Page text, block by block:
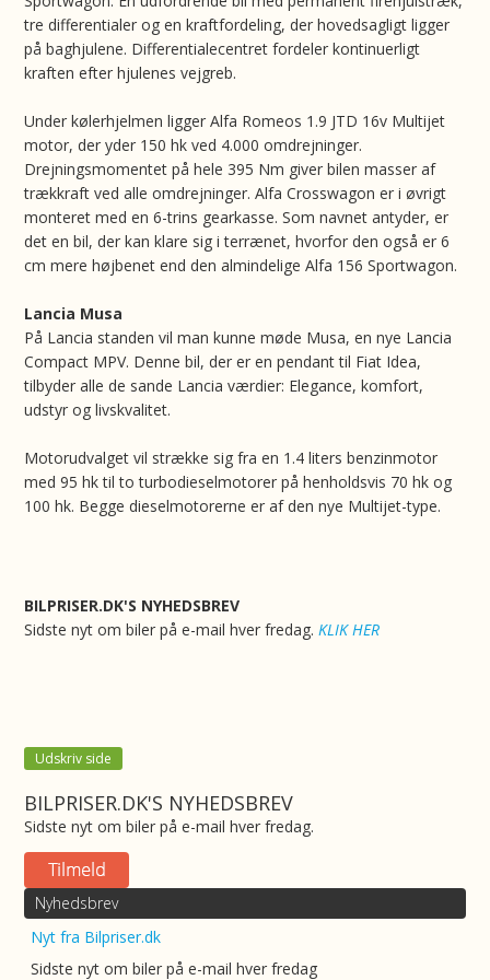
tre differentialer og en kraftfordeling, der hovedsagligt ligger
på baghjulene. Differentialecentret fordeler kontinuerligt
kraften efter hjulenes vejgreb.
Under kølerhjelmen ligger Alfa Romeos 1.9 JTD 16v Multijet
motor, der yder 150 hk ved 4.000 omdrejninger.
Drejningsmomentet på hele 395 Nm giver bilen masser af
trækkraft ved alle omdrejninger. Alfa Crosswagon er i øvrigt
monteret med en 6-trins gearkasse. Som navnet antyder, er
det en bil, der kan klare sig i terrænet, hvorfor den også er 6
cm mere højbenet end den almindelige Alfa 156 Sportwagon.
Lancia Musa
På Lancia standen vil man kunne møde Musa, en nye Lancia
Compact MPV. Denne bil, der er en pendant til Fiat Idea,
tilbyder alle de sande Lancia værdier: Elegance, komfort,
udstyr og livskvalitet.
Motorudvalget vil strække sig fra en 1.4 liters benzinmotor
med 95 hk til to turbodieselmotorer på henholdsvis 70 hk og
100 hk. Begge dieselmotorerne er af den nye Multijet-type.
BILPRISER.DK'S NYHEDSBREV
Sidste nyt om biler på e-mail hver fredag.KLIK HER
Udskriv side
BILPRISER.DK'S NYHEDSBREV
Sidste nyt om biler på e-mail hver fredag.
Nyhedsbrev
Nyt fra Bilpriser.dk
Sidste nyt om biler på e-mail hver fredag